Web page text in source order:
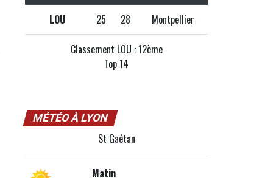
LOU 25 28 Montpellier
Classement LOU : 12ème
Top 14
MÉTÉO À LYON
St Gaétan
Matin